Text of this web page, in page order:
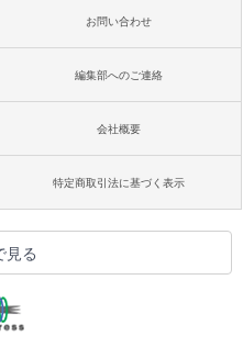
お問い合わせ
編集部へのご連絡
会社概要
特定商取引法に基づく表示
見る